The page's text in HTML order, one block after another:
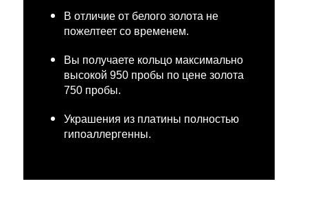
В отличие от белого золота не
пожелтеет со временем.
Вы получаете кольцо максимально
высокой 950 пробы по цене золота
750 пробы.
Украшения из платины полностью
гипоаллергенны.